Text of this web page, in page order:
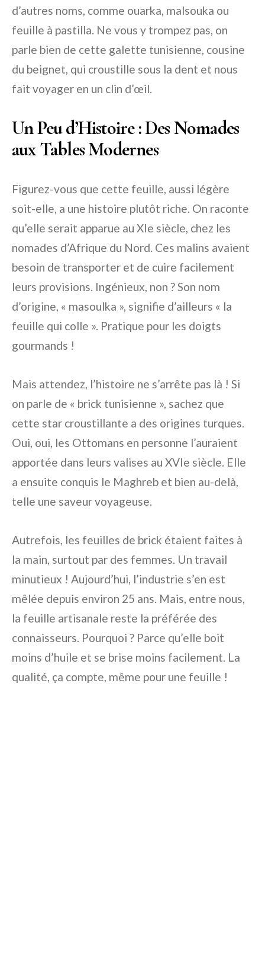
d’autres noms, comme ouarka, malsouka ou
feuille à pastilla. Ne vous y trompez pas, on
parle bien de cette galette tunisienne, cousine
du beignet, qui croustille sous la dent et nous
fait voyager en un clin d’œil.
Un Peu d’Histoire : Des Nomades
aux Tables Modernes
Figurez-vous que cette feuille, aussi légère
soit-elle, a une histoire plutôt riche. On raconte
qu’elle serait apparue au XIe siècle, chez les
nomades d’Afrique du Nord. Ces malins avaient
besoin de transporter et de cuire facilement
leurs provisions. Ingénieux, non ? Son nom
d’origine, « masoulka », signifie d’ailleurs « la
feuille qui colle ». Pratique pour les doigts
gourmands !
Mais attendez, l’histoire ne s’arrête pas là ! Si
on parle de « brick tunisienne », sachez que
cette star croustillante a des origines turques.
Oui, oui, les Ottomans en personne l’auraient
apportée dans leurs valises au XVIe siècle. Elle
a ensuite conquis le Maghreb et bien au-delà,
telle une saveur voyageuse.
Autrefois, les feuilles de brick étaient faites à
la main, surtout par des femmes. Un travail
minutieux ! Aujourd’hui, l’industrie s’en est
mêlée depuis environ 25 ans. Mais, entre nous,
la feuille artisanale reste la préférée des
connaisseurs. Pourquoi ? Parce qu’elle boit
moins d’huile et se brise moins facilement. La
qualité, ça compte, même pour une feuille !